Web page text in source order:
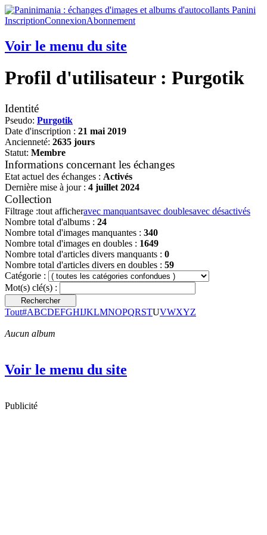
InscriptionConnexionAbonnement
Voir le menu du site
Profil d'utilisateur : Purgotik
Identité
Pseudo: Purgotik
Date d'inscription : 21 mai 2019
Ancienneté: 2635 jours
Statut: Membre
Informations concernant les échanges
Etat actuel des échanges : Activés
Dernière mise à jour : 4 juillet 2024
Collection
Filtrage :tout afficheravec manquantsavec doublesavec désactivés
Nombre total d'albums : 24
Nombre total d'images manquantes : 340
Nombre total d'images en doubles : 1649
Nombre total d'articles divers manquants : 0
Nombre total d'articles divers en doubles : 59
Catégorie :
Mot(s) clé(s) :
Tout#ABCDEFGHIJKLMNOPQRSTUVWXYZ
Aucun album
Voir le menu du site
Publicité